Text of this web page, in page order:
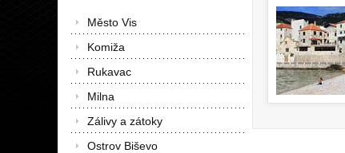
Město Vis
Komiža
Rukavac
Milna
Zálivy a zátoky
Ostrov Biševo